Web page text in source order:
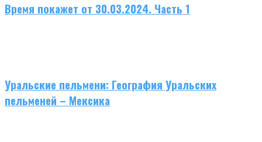
Время покажет от 30.03.2024. Часть 1
Уральские пельмени: География Уральских
пельменей – Мексика